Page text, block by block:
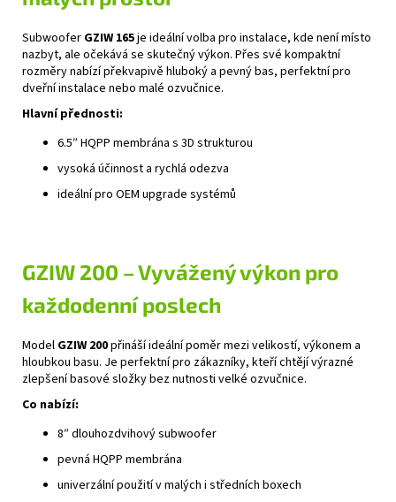
Subwoofer GZIW 165je ideální volba pro instalace, kde není místo
nazbyt, ale očekává se skutečný výkon. Přes své kompaktní
rozměry nabízí překvapivě hluboký a pevný bas, perfektní pro
dveřní instalace nebo malé ozvučnice.
Hlavní přednosti:
6.5″ HQPP membrána s 3D strukturou
vysoká účinnost a rychlá odezva
ideální pro OEM upgrade systémů
GZIW 200 – Vyvážený výkon pro
každodenní poslech
Model GZIW 200přináší ideální poměr mezi velikostí, výkonem a
hloubkou basu. Je perfektní pro zákazníky, kteří chtějí výrazné
zlepšení basové složky bez nutnosti velké ozvučnice.
Co nabízí:
8″ dlouhozdvihový subwoofer
pevná HQPP membrána
univerzální použití v malých i středních boxech